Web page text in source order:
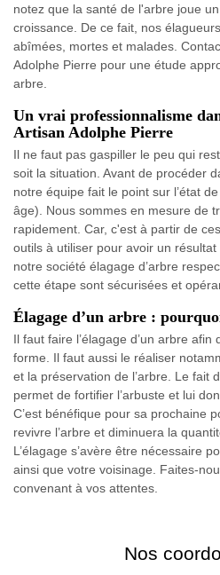
notez que la santé de l'arbre joue
croissance. De ce fait, nos
abîmées, mortes et malades.
Adolphe Pierre pour une étude
arbre.
Un vrai professionnalisme
Artisan Adolphe Pierre
Il ne faut pas gaspiller le peu qui
soit la situation. Avant de procéder
notre équipe fait le point sur l’état
âge). Nous sommes en mesure de
rapidement. Car, c'est à partir de
outils à utiliser pour avoir un
notre société élagage d’arbre
cette étape sont sécurisées et
Élagage d’un arbre :
Il faut faire l’élagage d’un arbre
forme. Il faut aussi le réaliser
et la préservation de l’arbre. Le fait
permet de fortifier l’arbuste et lui
C’est bénéfique pour sa prochaine
revivre l’arbre et diminuera la
L’élagage s’avère être nécessaire
ainsi que votre voisinage. Faites-
convenant à vos attentes.
Nos